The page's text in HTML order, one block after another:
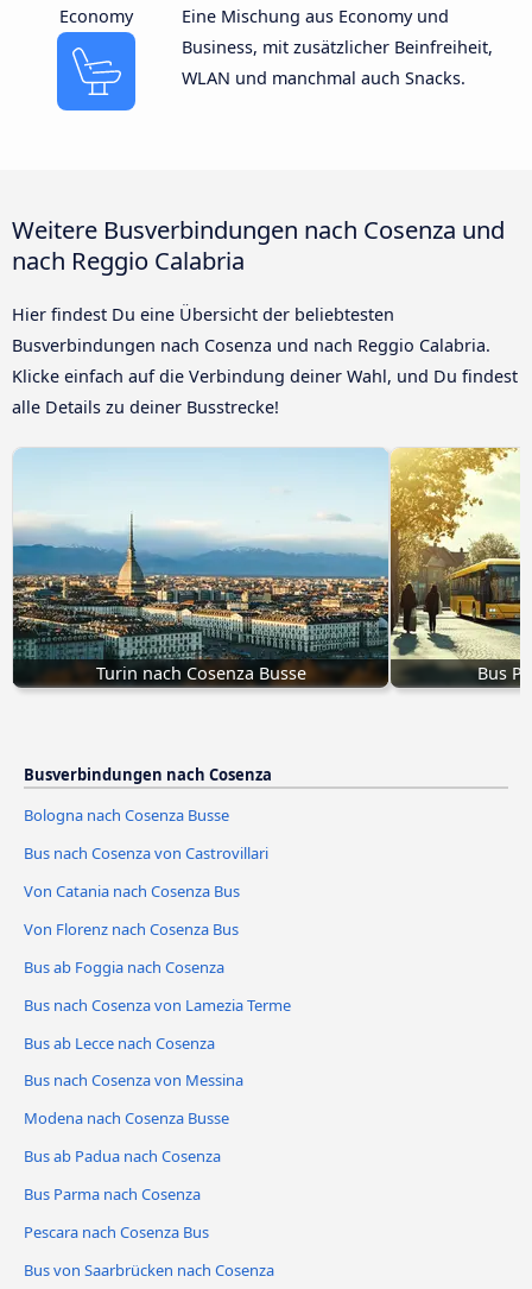
Economy
Eine Mischung aus Economy und
Business, mit zusätzlicher Beinfreiheit,
WLAN und manchmal auch Snacks.
Weitere Busverbindungen nach Cosenza und
nach Reggio Calabria
Hier findest Du eine Übersicht der beliebtesten
Busverbindungen nach Cosenza und nach Reggio Calabria.
Klicke einfach auf die Verbindung deiner Wahl, und Du findest
alle Details zu deiner Busstrecke!
Turin nach Cosenza Busse Bus
Busverbindungen nach Cosenza
Bologna nach Cosenza Busse
Bus nach Cosenza von Castrovillari
Von Catania nach Cosenza Bus
Von Florenz nach Cosenza Bus
Bus ab Foggia nach Cosenza
Bus nach Cosenza von Lamezia Terme
Bus ab Lecce nach Cosenza
Bus nach Cosenza von Messina
Modena nach Cosenza Busse
Bus ab Padua nach Cosenza
Bus Parma nach Cosenza
Pescara nach Cosenza Bus
Bus von Saarbrücken nach Cosenza